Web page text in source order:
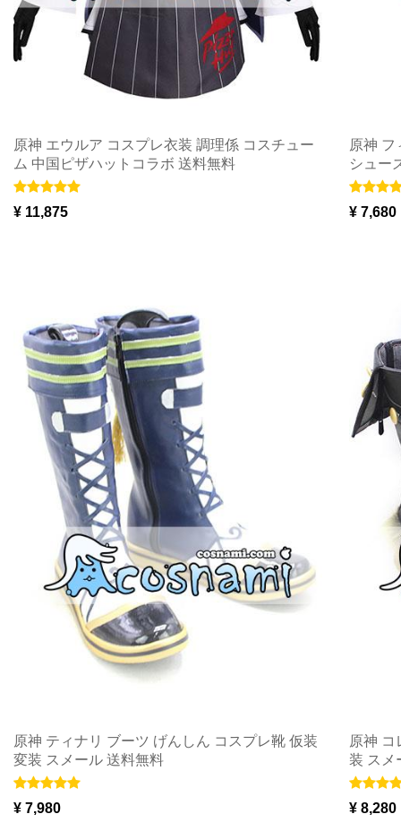
原神 エウルア コスプレ衣装 調理係 コスチュー
ム 中国ピザハットコラボ 送料無料
¥ 11,875
原神 フ
シュー
¥ 7,680
原神 ティナリ ブーツ げんしん コスプレ靴 仮装
変装 スメール 送料無料
¥ 7,980
原神 コ
装 スメ
¥ 8,280